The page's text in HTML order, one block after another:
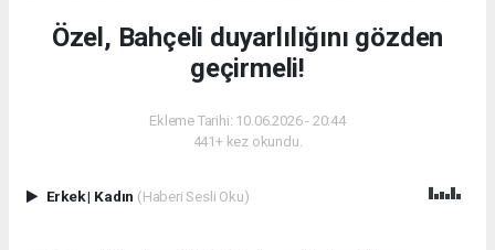
Özel, Bahçeli duyarlılığını gözden
geçirmeli!
Ekleme Tarihi: 10.06.2026 - 20:44
441+ kez okundu.
Erkek| Kadın (Haberi Sesli Oku)